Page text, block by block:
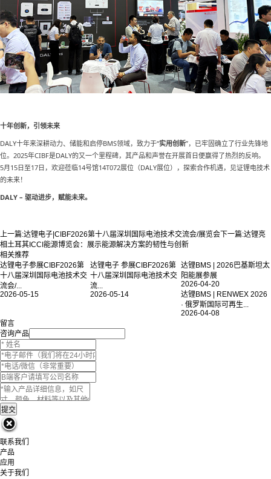
十年创新，引领未来
DALY十年来深耕动力、储能和启停BMS领域，致力于“实用创新”，已牢固确立了行业先锋地
位。2025年CIBF是DALY的又一个里程碑，其产品和声誉在开展首日便赢得了热烈的反响。
5月15日至17日，欢迎莅临14号馆14T072展位（DALY展位），探索合作机遇，见证锂电技术
的未来！
DALY – 驱动进步，赋能未来。
上一篇:达锂电子|CIBF2026第十八届深圳国际电池技术交流会/展览会下一篇:达锂亮
相土耳其ICCI能源博览会：展示能源解决方案的韧性与创新
相关推荐
达锂电子参展CIBF2026第
十八届深圳国际电池技术交
流会/...
2026-05-15
达锂电子 参展CIBF2026第
十八届深圳国际电池技术交
流...
2026-05-14
达锂BMS | 2026巴基斯坦太
阳能展参展
2026-04-20
达锂BMS | RENWEX 2026
· 俄罗斯国际可再生...
2026-04-08
留言
咨询产品
联系我们
产品
应用
关于我们